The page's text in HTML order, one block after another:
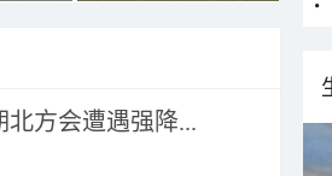
北方会遭遇强降...